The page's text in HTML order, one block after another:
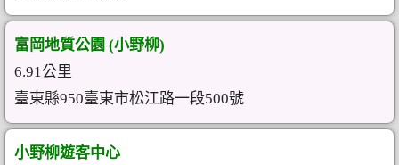
富岡地質公園 (小野柳)
6.91公里
臺東縣950臺東市松江路一段500號
小野柳遊客中心